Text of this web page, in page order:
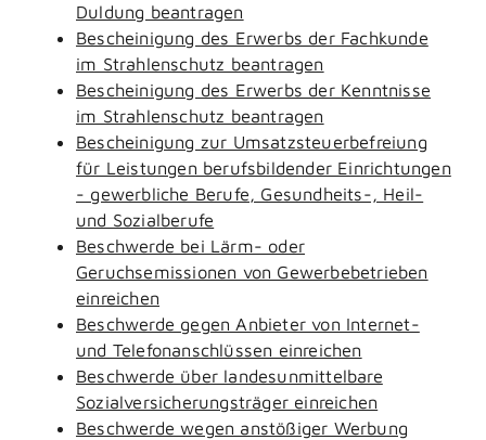
Duldung beantragen
Bescheinigung des Erwerbs der Fachkunde
im Strahlenschutz beantragen
Bescheinigung des Erwerbs der Kenntnisse
im Strahlenschutz beantragen
Bescheinigung zur Umsatzsteuerbefreiung
für Leistungen berufsbildender Einrichtungen
- gewerbliche Berufe, Gesundheits-, Heil-
und Sozialberufe
Beschwerde bei Lärm- oder
Geruchsemissionen von Gewerbebetrieben
einreichen
Beschwerde gegen Anbieter von Internet-
und Telefonanschlüssen einreichen
Beschwerde über landesunmittelbare
Sozialversicherungsträger einreichen
Beschwerde wegen anstößiger Werbung